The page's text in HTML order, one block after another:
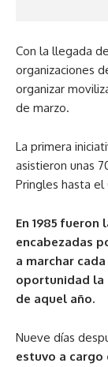
Con la llegada
organizaciones
organizar
de marzo.
La primera
asistieron unas
Pringles hasta
En 1985 fueron
encabezadas
a marchar
oportunidad la
de aquel año.
Nueve días
estuvo a cargo